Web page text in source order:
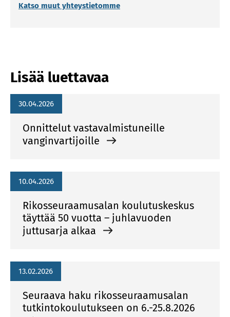
Katso muut yhteystietomme
Lisää luettavaa
30.04.2026
Onnittelut vastavalmistuneille
vanginvartijoille
10.04.2026
Rikosseuraamusalan koulutuskeskus
täyttää 50 vuotta – juhlavuoden
juttusarja alkaa
13.02.2026
Seuraava haku rikosseuraamusalan
tutkintokoulutukseen on 6.-25.8.2026